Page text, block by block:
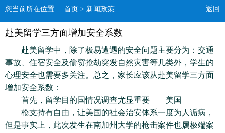
您当前所在位置: 首页 > 新闻政策 返回
赴美留学三方面增加安全系数
赴美留学中，除了极易遭遇的安全问题主要分为：交通
事故、住宿安全及偷窃抢劫突发自然灾害等几类外，学生的
心理安全也需要多关注。总之，家长应该从赴美留学三方面
增加安全系数：
首先，留学目的国情况调查尤显重要——美国
枪支持有自由，让美国的社会治安体系一度为人诟病，
但是事实上，此次发生在南加州大学的枪击案件也属极端案